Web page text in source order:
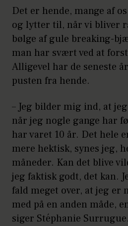
Det er hende, mange af
og lytter til, når vi bliver
bølge af gule breaking-
man har svært ved at
Alligevel har de seneste
pusten fra hende.
– Jeg bilder mig ind, at
når jeg nogle gange har
har varet 10 år. Det hele
mere hektisk, synes jeg,
måneder. Kan det blive
jeg faktisk godt, det kan.
fald meget over, at jeg er
med på en anden måde,
siger Stéphanie Surrugue.